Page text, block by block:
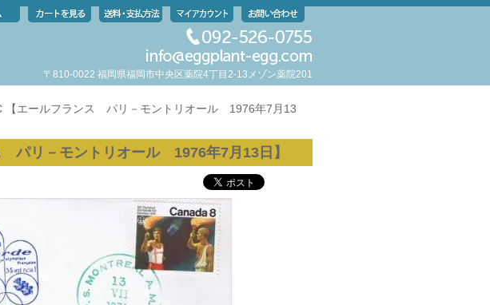
〒810-0022 福岡県福岡市中央区薬院4丁目2-13メゾン薬院201
【エールフランス パリ－モントリオール 1976年7月13
パリ－モントリオール 1976年7月13日】